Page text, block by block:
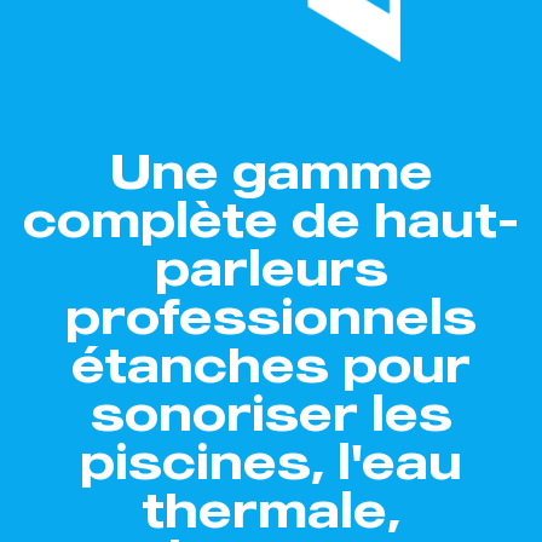
Une gamme
complète de haut-
parleurs
professionnels
étanches pour
sonoriser les
piscines, l'eau
thermale,